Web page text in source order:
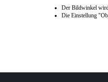
Der Bildwinkel
Die Einstellung